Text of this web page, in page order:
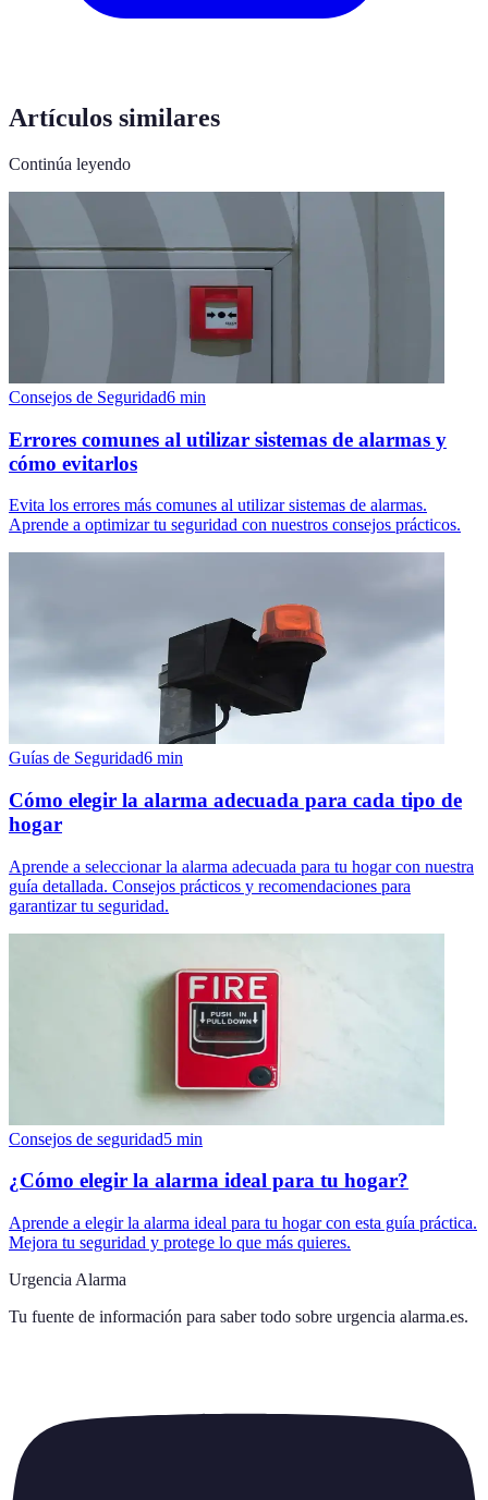
Artículos similares
Continúa leyendo
Consejos de Seguridad6 min
Errores comunes al utilizar sistemas de alarmas y
cómo evitarlos
Evita los errores más comunes al utilizar sistemas de alarmas.
Aprende a optimizar tu seguridad con nuestros consejos prácticos.
Guías de Seguridad6 min
Cómo elegir la alarma adecuada para cada tipo de
hogar
Aprende a seleccionar la alarma adecuada para tu hogar con nuestra
guía detallada. Consejos prácticos y recomendaciones para
garantizar tu seguridad.
Consejos de seguridad5 min
¿Cómo elegir la alarma ideal para tu hogar?
Aprende a elegir la alarma ideal para tu hogar con esta guía práctica.
Mejora tu seguridad y protege lo que más quieres.
Urgencia Alarma
Tu fuente de información para saber todo sobre urgencia alarma.es.